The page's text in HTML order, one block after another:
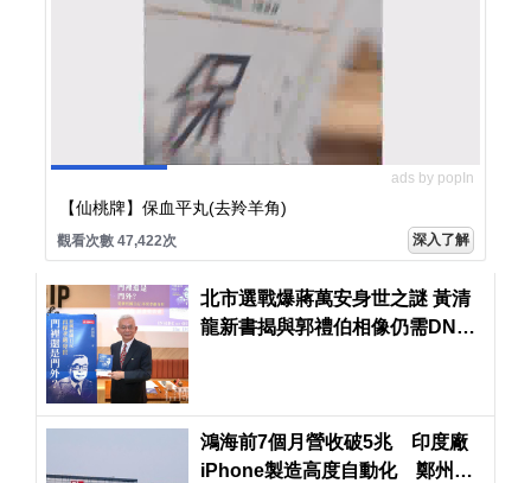
ads by popIn
【仙桃牌】保血平丸(去羚羊角)
觀看次數 47,422次 深入了解
北市選戰爆蔣萬安身世之謎 黃清
龍新書揭與郭禮伯相像仍需DNA
鴻海前7個月營收破5兆 印度廠
iPhone製造高度自動化 鄭州生